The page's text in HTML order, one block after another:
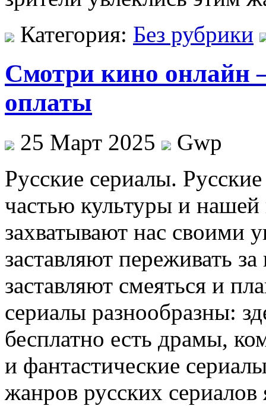
Категория: Без рубрики
Смотри кино онлайн
оплаты
25 Март 2025
Gwp
Русскиe сeриaлы.
частью культуры и
захватывают нас своими
заставляют переживать
заставляют смеяться и
сериалы разнообразны:
бесплатно есть драмы,
и фантастические
жанров русских